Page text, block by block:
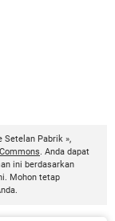
Setelan Pabrik »,
. Anda dapat
ini berdasarkan
Mohon tetap